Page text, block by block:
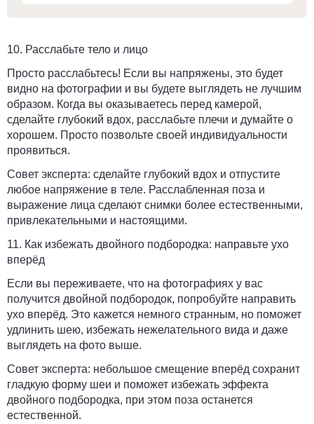
10. Расслабьте тело и лицо
Просто расслабьтесь! Если вы напряжены, это будет
видно на фотографии и вы будете выглядеть не лучшим
образом. Когда вы оказываетесь перед камерой,
сделайте глубокий вдох, расслабьте плечи и думайте о
хорошем. Просто позвольте своей индивидуальности
проявиться.
Совет эксперта: сделайте глубокий вдох и отпустите
любое напряжение в теле. Расслабленная поза и
выражение лица сделают снимки более естественными,
привлекательными и настоящими.
11. Как избежать двойного подбородка: направьте ухо
вперёд
Если вы переживаете, что на фотографиях у вас
получится двойной подбородок, попробуйте направить
ухо вперёд. Это кажется немного странным, но поможет
удлинить шею, избежать нежелательного вида и даже
выглядеть на фото выше.
Совет эксперта: небольшое смещение вперёд сохранит
гладкую форму шеи и поможет избежать эффекта
двойного подбородка, при этом поза останется
естественной.